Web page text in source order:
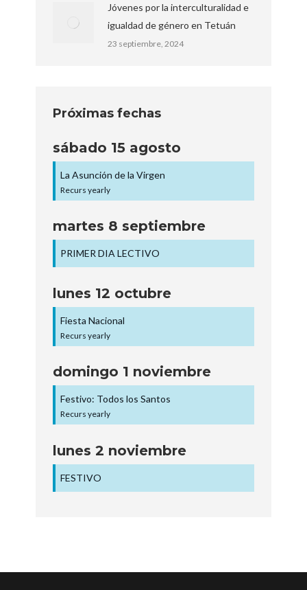
Jóvenes por la interculturalidad e
igualdad de género en Tetuán
23 septiembre, 2024
Próximas fechas
sábado 15 agosto
La Asunción de la Virgen
Recurs yearly
martes 8 septiembre
PRIMER DIA LECTIVO
lunes 12 octubre
Fiesta Nacional
Recurs yearly
domingo 1 noviembre
Festivo: Todos los Santos
Recurs yearly
lunes 2 noviembre
FESTIVO